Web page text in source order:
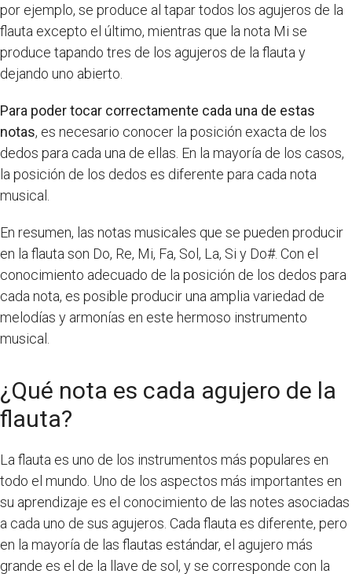
por ejemplo, se produce al tapar todos los agujeros de la
flauta excepto el último, mientras que la nota Mi se
produce tapando tres de los agujeros de la flauta y
dejando uno abierto.
Para poder tocar correctamente cada una de estas
notas, es necesario conocer la posición exacta de los
dedos para cada una de ellas. En la mayoría de los casos,
la posición de los dedos es diferente para cada nota
musical.
En resumen, las notas musicales que se pueden producir
en la flauta son Do, Re, Mi, Fa, Sol, La, Si y Do#. Con el
conocimiento adecuado de la posición de los dedos para
cada nota, es posible producir una amplia variedad de
melodías y armonías en este hermoso instrumento
musical.
¿Qué nota es cada agujero de la
flauta?
La flauta es uno de los instrumentos más populares en
todo el mundo. Uno de los aspectos más importantes en
su aprendizaje es el conocimiento de las notes asociadas
a cada uno de sus agujeros. Cada flauta es diferente, pero
en la mayoría de las flautas estándar, el agujero más
grande es el de la llave de sol, y se corresponde con la